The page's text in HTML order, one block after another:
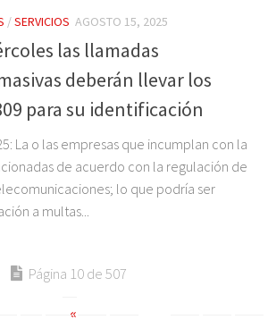
/SERVICIOS AGOSTO 15, 2025
las llamadas
deberán llevar los
para su identificación
La o las empresas que incumplan con la
de acuerdo con la regulación de
lo que podría ser
a multas...
Página 10 de 507
«